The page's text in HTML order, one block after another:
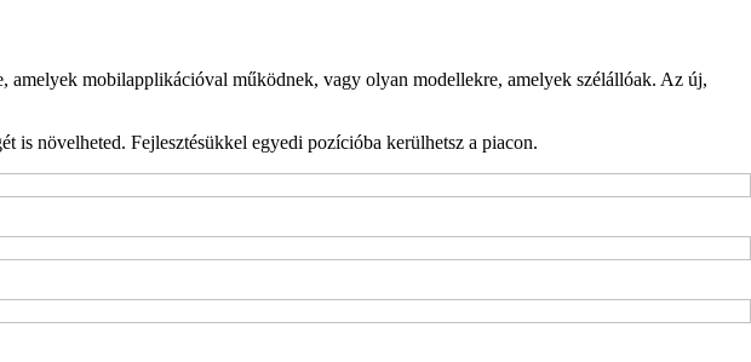
amelyek mobilapplikációval működnek, vagy olyan modellekre, amelyek szélállóak. Az új,
is növelheted. Fejlesztésükkel egyedi pozícióba kerülhetsz a piacon.